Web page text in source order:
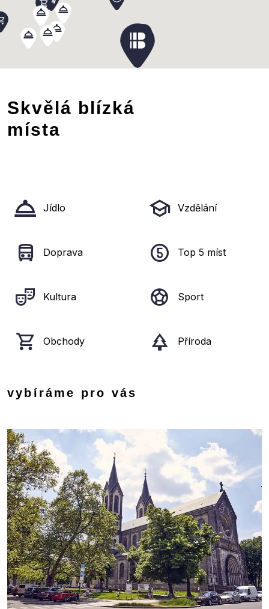
Skvělá blízká
místa
Jídlo Vzdělání
Doprava Top 5 míst
Kultura Sport
Obchody Příroda
vybíráme pro vás